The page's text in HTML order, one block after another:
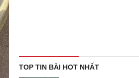
TOP TIN BÀI HOT NHẤT